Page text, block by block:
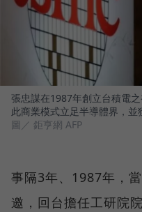
張忠謀在1987年創立台積電
此商業模式立足半導體界，並
圖／ 鉅亨網 AFP
事隔3年、1987年，
邀，回台擔任工研院